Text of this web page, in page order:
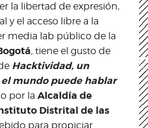
la libertad de expresión,
y el acceso libre a la
media lab público de la
, tiene el gusto de
Hacktividad, un
mundo puede hablar
por la Alcaldía de
Distrital de las
para propiciar